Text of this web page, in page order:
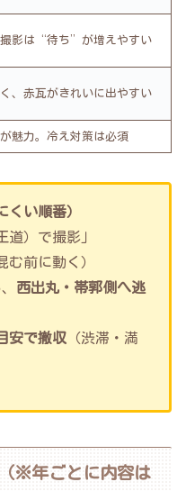
撮影は“待ち”が増えやすい
、赤瓦がきれいに出やすい
魅力。冷え対策は必須
くい順番）
）で撮影」
前に動く）
西出丸・帯郭側へ逃
安で撤収 （渋滞・満
※年ごとに内容は